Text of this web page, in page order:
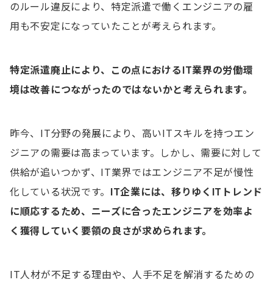
のルール違反により、特定派遣で働くエンジニアの雇
用も不安定になっていたことが考えられます。
特定派遣廃止により、この点におけるIT業界の労働環
境は改善につながったのではないかと考えられます。
昨今、IT分野の発展により、高いITスキルを持つエン
ジニアの需要は高まっています。しかし、需要に対して
供給が追いつかず、IT業界ではエンジニア不足が慢性
化している状況です。 IT企業には、移りゆくITトレンド
に順応するため、ニーズに合ったエンジニアを効率よ
く獲得していく要領の良さが求められます。
IT人材が不足する理由や、人手不足を解消するための